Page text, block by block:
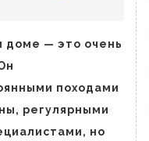
доме — это очень
походами
регулярными
но